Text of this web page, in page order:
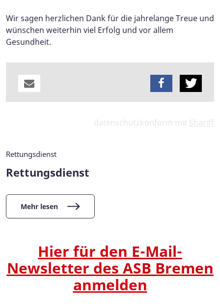
Wir sagen herzlichen Dank für die jahrelange Treue und
wünschen weiterhin viel Erfolg und vor allem
Gesundheit.
datenschutzkonform mit Shariff
Rettungsdienst
Rettungsdienst
Mehr lesen
Hier für den E-Mail-
Newsletter des ASB Bremen
anmelden